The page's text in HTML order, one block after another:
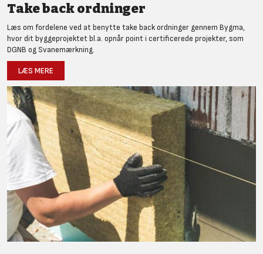
Take back ordninger
Læs om fordelene ved at benytte take back ordninger gennem Bygma,
hvor dit byggeprojektet bl.a. opnår point i certificerede projekter, som
DGNB og Svanemærkning.
LÆS MERE